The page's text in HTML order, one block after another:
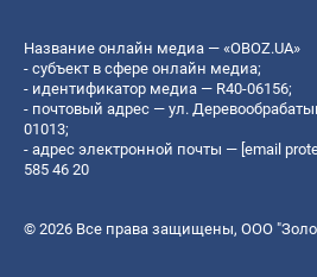
Название онлайн медиа — «OBOZ.UA»
- субъект в сфере онлайн медиа;
- идентификатор медиа — R40-06156;
- почтовый адрес — ул.
01013;
- адрес электронной почты — [email
585 46 20
© 2026 Все права защищены, ООО